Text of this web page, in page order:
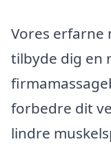
Vores erfarne
tilbyde dig en
forbedre dit
lindre